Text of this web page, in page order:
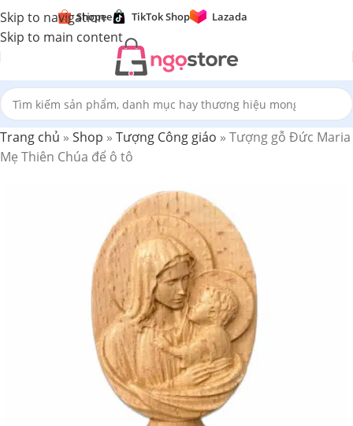
Skip to navigation
Skip to main content
SHOP ON Shopee TikTok Shop Lazada
Trang chủ » Shop » Tượng Công giáo » Tượng gỗ Đức Maria
Mẹ Thiên Chúa để ô tô